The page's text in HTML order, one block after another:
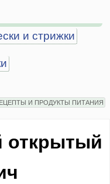
и стрижки
И ПРОДУКТЫ ПИТАНИЯ
открытый